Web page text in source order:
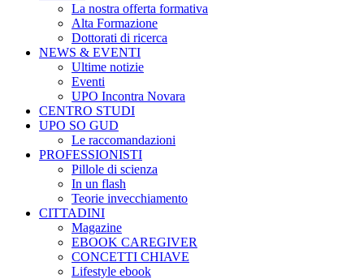
La nostra offerta formativa
Alta Formazione
Dottorati di ricerca
NEWS & EVENTI
Ultime notizie
Eventi
UPO Incontra Novara
CENTRO STUDI
UPO SO GUD
Le raccomandazioni
PROFESSIONISTI
Pillole di scienza
In un flash
Teorie invecchiamento
CITTADINI
Magazine
EBOOK CAREGIVER
CONCETTI CHIAVE
Lifestyle ebook